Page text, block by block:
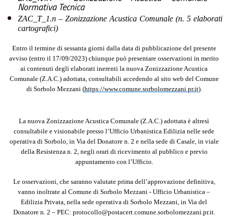
Normativa Tecnica
ZAC_T_1.n – Zonizzazione Acustica Comunale (n. 5 elaborati
cartografici)
Entro il termine di sessanta giorni dalla data di pubblicazione del presente
avviso (entro il 17/09/2023) chiunque può presentare osservazioni in merito
ai contenuti degli elaborati inerenti la nuova Zonizzazione Acustica
Comunale (Z.A.C.) adottata, consultabili accedendo al sito web del Comune
di Sorbolo Mezzani (https://www.comune.sorbolomezzani.pr.it).
La nuova Zonizzazione Acustica Comunale (Z.A.C.) adottata è altresì
consultabile e visionabile presso l’Ufficio Urbanistica Edilizia nelle sede
operativa di Sorbolo, in Via del Donatore n. 2 e nella sede di Casale, in viale
della Resistenza n. 2, negli orari di ricevimento al pubblico e previo
appuntamento con l’Ufficio.
Le osservazioni, che saranno valutate prima dell’approvazione definitiva,
vanno inoltrate al Comune di Sorbolo Mezzani - Ufficio Urbanistica –
Edilizia Privata, nella sede operativa di Sorbolo Mezzani, in Via del
Donatore n. 2 – PEC: protocollo@postacert.comune. sorbolomezzani .pr.it.